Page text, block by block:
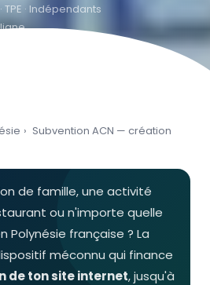
· Indépendants
ligne
› Subvention ACN — création
de famille, une activité
ou n'importe quelle
française ? La
méconnu qui finance
de ton site internet, jusqu'à